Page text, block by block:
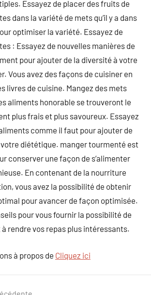
Essayez de placer des fruits de
dans la variété de mets qu’il y a dans
optimiser la variété. Essayez de
: Essayez de nouvelles manières de
pour ajouter de la diversité à votre
Vous avez des façons de cuisiner en
livres de cuisine. Mangez des mets
aliments honorable se trouveront le
plus frais et plus savoureux. Essayez
comme il faut pour ajouter de
diététique. manger tourmenté est
conserver une façon de s’alimenter
En contenant de la nourriture
vous avez la possibilité de obtenir
pour avancer de façon optimisée.
pour vous fournir la possibilité de
rendre vos repas plus intéressants.
à propos de Cliquez ici